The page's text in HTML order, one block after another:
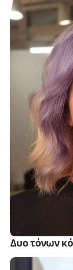
Δυο τόνων